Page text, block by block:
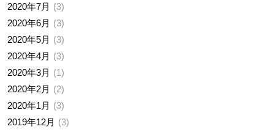
2020年7月
3
2020年6月
3
2020年5月
3
2020年4月
3
2020年3月
1
2020年2月
2
2020年1月
3
2019年12月
3